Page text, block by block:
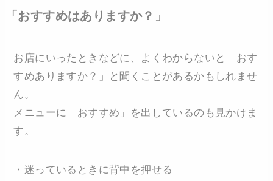
「おすすめはありますか？」
お店にいったときなどに、よくわからないと「おす
すめありますか？」と聞くことがあるかもしれませ
ん。
メニューに「おすすめ」を出しているのも見かけま
す。
・迷っているときに背中を押せる